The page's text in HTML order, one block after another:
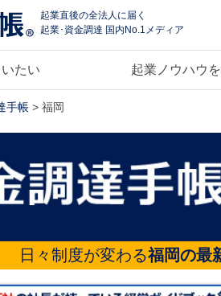
起業直後の全法人に届く
起業･資金調達 国内No.1メディア
たい 起業ノウハウ
手帳 > 福岡
日々制度が変わる福岡の最